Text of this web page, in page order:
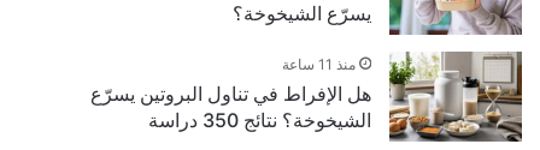
يسرّع الشيخوخة؟
منذ 11 ساعة
هل الإفراط في تناول البروتين يسرّع
الشيخوخة؟ نتائج 350 دراسة